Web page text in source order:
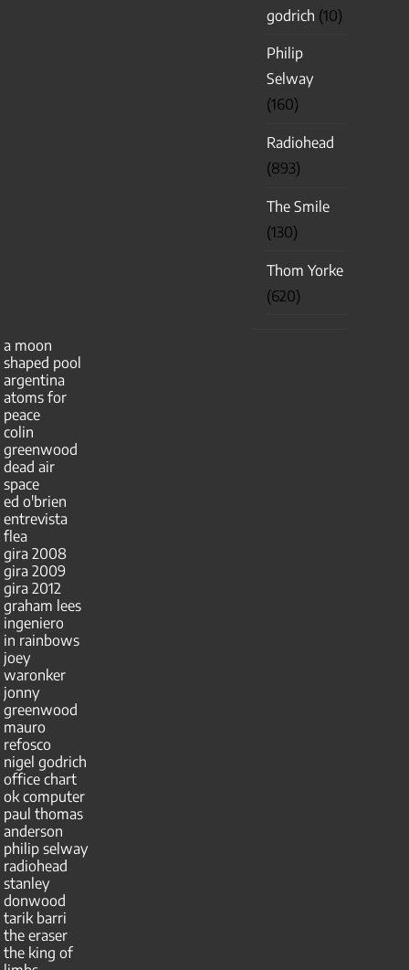
godrich (10)
Philip
Selway
(160)
Radiohead
(893)
The Smile
(130)
Thom Yorke
(620)
a moon
shaped pool
argentina
atoms for
peace
colin
greenwood
dead air
space
ed o'brien
entrevista
flea
gira 2008
gira 2009
gira 2012
graham lees
ingeniero
in rainbows
joey
waronker
jonny
greenwood
mauro
refosco
nigel godrich
office chart
ok computer
paul thomas
anderson
philip selway
radiohead
stanley
donwood
tarik barri
the eraser
the king of